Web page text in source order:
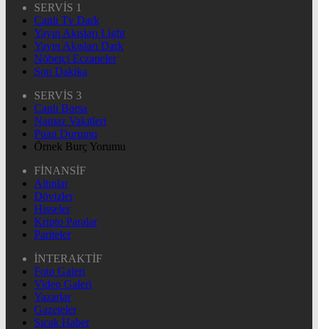
SERVİS 1
Canlı Tv Dark
Yayın Akışları Light
Yayın Akışları Dark
Nöbetçi Eczaneler
Son Dakika
SERVİS 3
Canlı Borsa
Namaz Vakitleri
Puan Durumu
Örnek Burç Yorumu
FİNANSİF
Altınlar
Dövizler
Hisseler
Kripto Paralar
Pariteler
İNTERAKTİF
Foto Galeri
Video Galeri
Yazarlar
Gazeteler
Sıcak Haber